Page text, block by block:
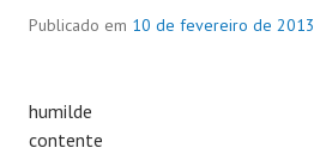
Publicado em 10 de fevereiro de 2013
humilde
contente